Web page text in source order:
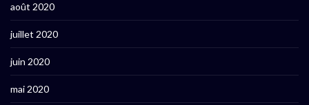
août 2020
juillet 2020
juin 2020
mai 2020